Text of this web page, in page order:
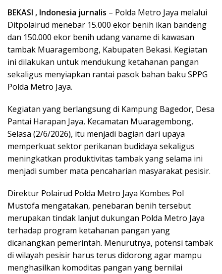
BEKASI , Indonesia jurnalis – Polda Metro Jaya melalui
Ditpolairud menebar 15.000 ekor benih ikan bandeng
dan 150.000 ekor benih udang vaname di kawasan
tambak Muaragembong, Kabupaten Bekasi. Kegiatan
ini dilakukan untuk mendukung ketahanan pangan
sekaligus menyiapkan rantai pasok bahan baku SPPG
Polda Metro Jaya.
Kegiatan yang berlangsung di Kampung Bagedor, Desa
Pantai Harapan Jaya, Kecamatan Muaragembong,
Selasa (2/6/2026), itu menjadi bagian dari upaya
memperkuat sektor perikanan budidaya sekaligus
meningkatkan produktivitas tambak yang selama ini
menjadi sumber mata pencaharian masyarakat pesisir.
Direktur Polairud Polda Metro Jaya Kombes Pol
Mustofa mengatakan, penebaran benih tersebut
merupakan tindak lanjut dukungan Polda Metro Jaya
terhadap program ketahanan pangan yang
dicanangkan pemerintah. Menurutnya, potensi tambak
di wilayah pesisir harus terus didorong agar mampu
menghasilkan komoditas pangan yang bernilai